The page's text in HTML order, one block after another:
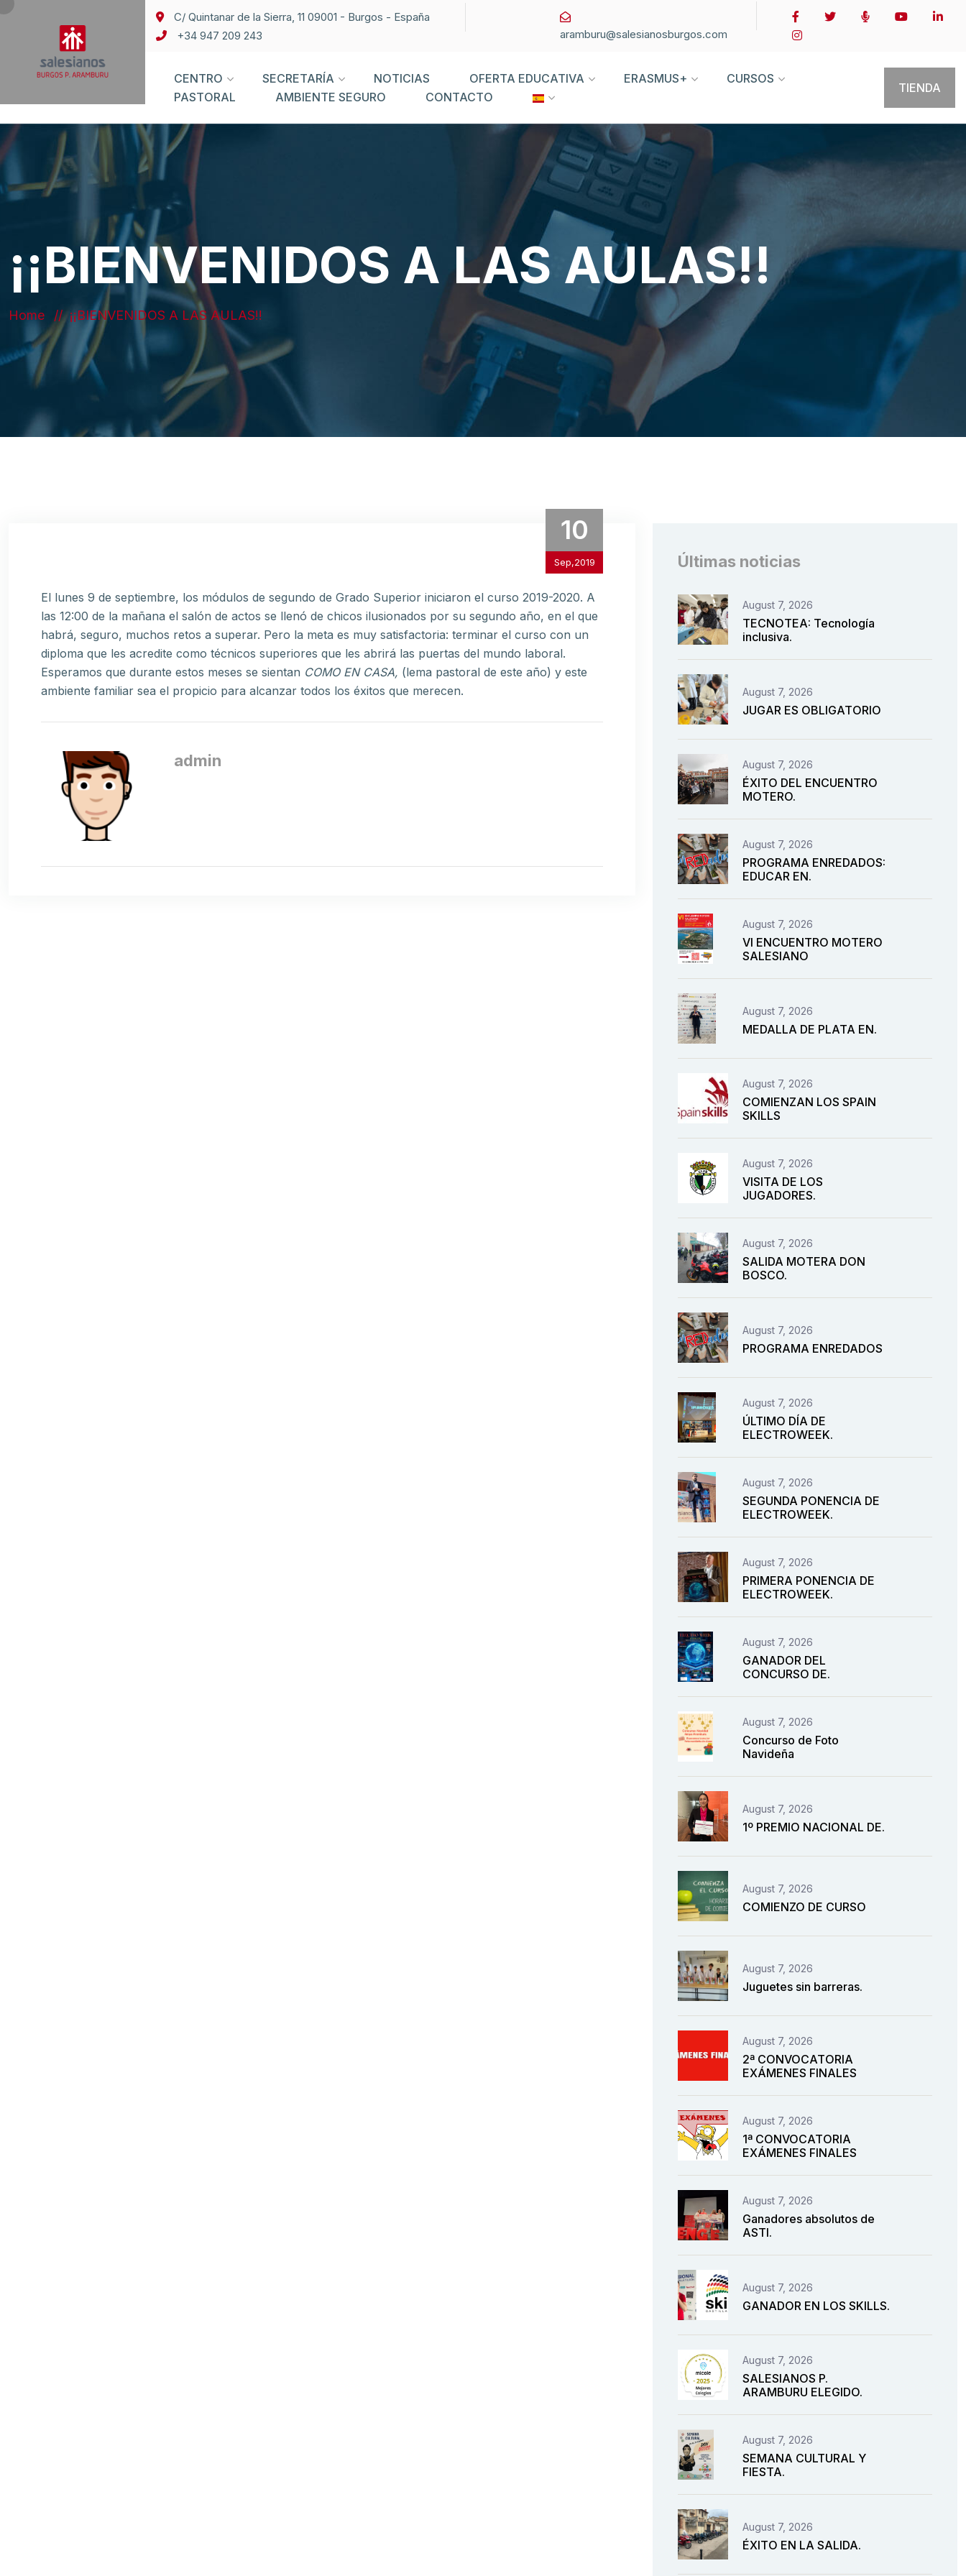
C/ Quintanar de la Sierra, 11 09001 - Burgos - España
+34 947 209 243
aramburu@salesianosburgos.com
CENTRO SECRETARÍA NOTICIAS OFERTA EDUCATIVA ERASMUS+
CURSOS
PASTORAL
AMBIENTE SEGURO CONTACTO
TIENDA
¡¡BIENVENIDOS A LAS AULAS!!
Home ¡¡BIENVENIDOS A LAS AULAS!!
10
Sep,2019
El lunes 9 de septiembre, los módulos de segundo de Grado Superior iniciaron el curso 2019-2020. A
las 12:00 de la mañana el salón de actos se llenó de chicos ilusionados por su segundo año, en el que
habrá, seguro, muchos retos a superar. Pero la meta es muy satisfactoria: terminar el curso con un
diploma que les acredite como técnicos superiores que les abrirá las puertas del mundo laboral.
Esperamos que durante estos meses se sientan COMO EN CASA, (lema pastoral de este año) y este
ambiente familiar sea el propicio para alcanzar todos los éxitos que merecen.
admin
Últimas noticias
August 7, 2026
TECNOTEA: Tecnología
inclusiva.
August 7, 2026
JUGAR ES OBLIGATORIO
August 7, 2026
ÉXITO DEL ENCUENTRO
MOTERO.
August 7, 2026
PROGRAMA ENREDADOS:
EDUCAR EN.
August 7, 2026
VI ENCUENTRO MOTERO
SALESIANO
August 7, 2026
MEDALLA DE PLATA EN.
August 7, 2026
COMIENZAN LOS SPAIN
SKILLS
August 7, 2026
VISITA DE LOS
JUGADORES.
August 7, 2026
SALIDA MOTERA DON
BOSCO.
August 7, 2026
PROGRAMA ENREDADOS
August 7, 2026
ÚLTIMO DÍA DE
ELECTROWEEK.
August 7, 2026
SEGUNDA PONENCIA DE
ELECTROWEEK.
August 7, 2026
PRIMERA PONENCIA DE
ELECTROWEEK.
August 7, 2026
GANADOR DEL
CONCURSO DE.
August 7, 2026
Concurso de Foto
Navideña
August 7, 2026
1º PREMIO NACIONAL DE.
August 7, 2026
COMIENZO DE CURSO
August 7, 2026
Juguetes sin barreras.
August 7, 2026
2ª CONVOCATORIA
EXÁMENES FINALES
August 7, 2026
1ª CONVOCATORIA
EXÁMENES FINALES
August 7, 2026
Ganadores absolutos de
ASTI.
August 7, 2026
GANADOR EN LOS SKILLS.
August 7, 2026
SALESIANOS P.
ARAMBURU ELEGIDO.
August 7, 2026
SEMANA CULTURAL Y
FIESTA.
August 7, 2026
ÉXITO EN LA SALIDA.